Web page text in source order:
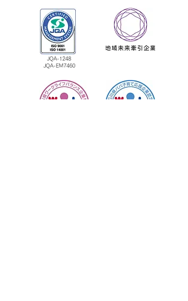
JQA-1248
​JQA-EM7460